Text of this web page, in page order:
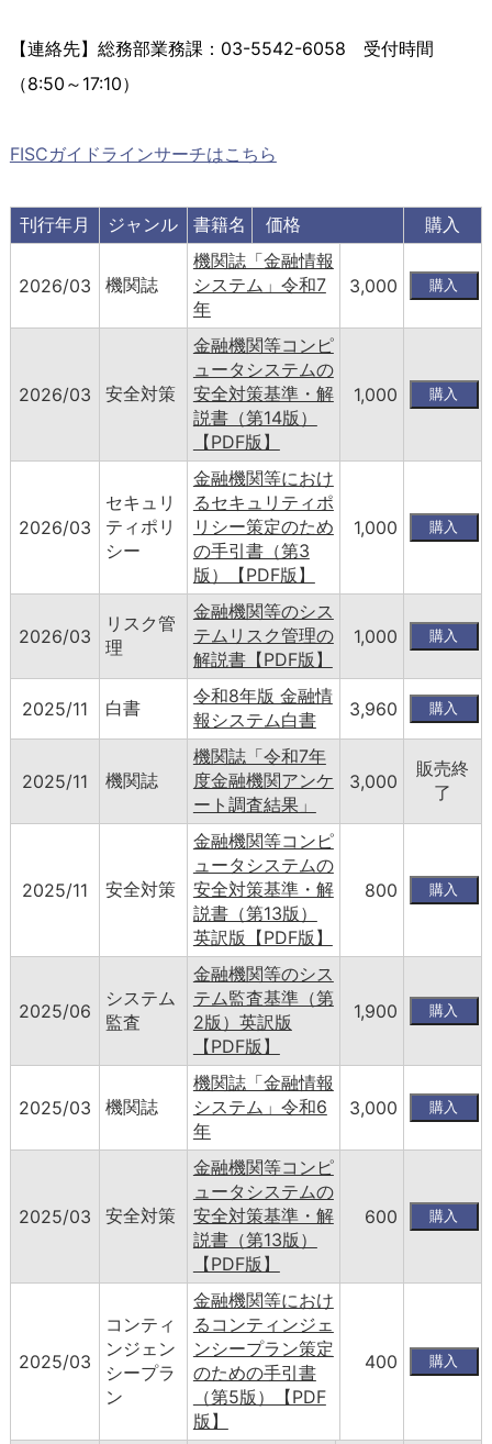
【連絡先】総務部業務課：03-5542-6058 受付時間
（8:50～17:10）
FISCガイドラインサーチはこちら
刊行年月 ジャンル 書籍名 価格 購入
2026/03 機関誌
機関誌「金融情報
システム」令和7
年
3,000
2026/03 安全対策
金融機関等コンピ
ュータシステムの
安全対策基準・解
説書（第14版）
【PDF版】
1,000
2026/03
セキュリ
ティポリ
シー
金融機関等におけ
るセキュリティポ
リシー策定のため
の手引書（第3
版）【PDF版】
1,000
2026/03
リスク管
理
金融機関等のシス
テムリスク管理の
解説書【PDF版】
1,000
2025/11 白書
令和8年版 金融情
報システム白書
3,960
2025/11 機関誌
機関誌「令和7年
度金融機関アンケ
ート調査結果」
3,000
販売終
了
2025/11 安全対策
金融機関等コンピ
ュータシステムの
安全対策基準・解
説書（第13版）
英訳版【PDF版】
800
2025/06
システム
監査
金融機関等のシス
テム監査基準（第
2版）英訳版
【PDF版】
1,900
2025/03 機関誌
機関誌「金融情報
システム」令和6
年
3,000
2025/03 安全対策
金融機関等コンピ
ュータシステムの
安全対策基準・解
説書（第13版）
【PDF版】
600
2025/03
コンティ
ンジェン
シープラ
ン
金融機関等におけ
るコンティンジェ
ンシープラン策定
のための手引書
（第5版）【PDF
版】
400